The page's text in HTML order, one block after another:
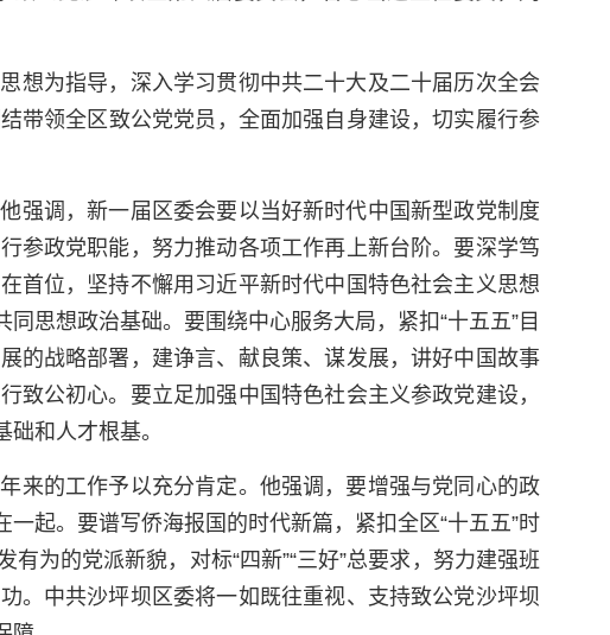
想为指导，深入学习贯彻中共二十大及二十届历次全会
带领全区致公党党员，全面加强自身建设，切实履行参
强调，新一届区委会要以当好新时代中国新型政党制度
参政党职能，努力推动各项工作再上新台阶。要深学笃
首位，坚持不懈用习近平新时代中国特色社会主义思想
思想政治基础。要围绕中心服务大局，紧扣“十五五”目
的战略部署，建诤言、献良策、谋发展，讲好中国故事
公初心。要立足加强中国特色社会主义参政党建设，
和人才根基。
来的工作予以充分肯定。他强调，要增强与党同心的政
起。要谱写侨海报国的时代新篇，紧扣全区“十五五”时
为的党派新貌，对标“四新”“三好”总要求，努力建强班
。中共沙坪坝区委将一如既往重视、支持致公党沙坪坝